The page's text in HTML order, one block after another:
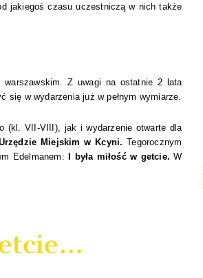
jakiegoś czasu uczestniczą w nich także
Z uwagi na ostatnie 2 lata
się w wydarzenia już w pełnym wymiarze.
(kl. VII-VIII), jak i wydarzenie otwarte dla
Miejskim w Kcyni. Tegorocznym
Edelmanem:
I była miłość w getcie. W